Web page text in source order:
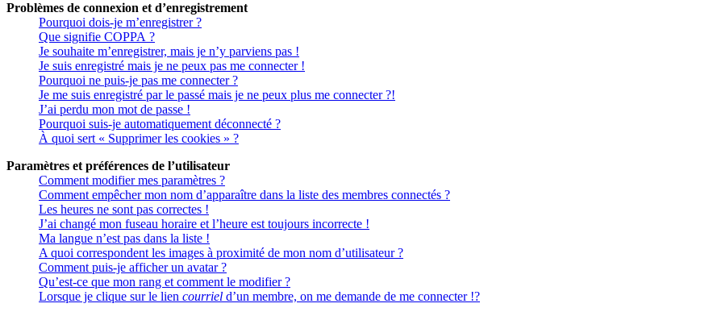
Problèmes de connexion et d’enregistrement
Pourquoi dois-je m’enregistrer ?
Que signifie COPPA ?
Je souhaite m’enregistrer, mais je n’y parviens pas !
Je suis enregistré mais je ne peux pas me connecter !
Pourquoi ne puis-je pas me connecter ?
Je me suis enregistré par le passé mais je ne peux plus me connecter ?!
J’ai perdu mon mot de passe !
Pourquoi suis-je automatiquement déconnecté ?
À quoi sert « Supprimer les cookies » ?
Paramètres et préférences de l’utilisateur
Comment modifier mes paramètres ?
Comment empêcher mon nom d’apparaître dans la liste des membres connectés ?
Les heures ne sont pas correctes !
J’ai changé mon fuseau horaire et l’heure est toujours incorrecte !
Ma langue n’est pas dans la liste !
A quoi correspondent les images à proximité de mon nom d’utilisateur ?
Comment puis-je afficher un avatar ?
Qu’est-ce que mon rang et comment le modifier ?
Lorsque je clique sur le lien courriel d’un membre, on me demande de me connecter !?